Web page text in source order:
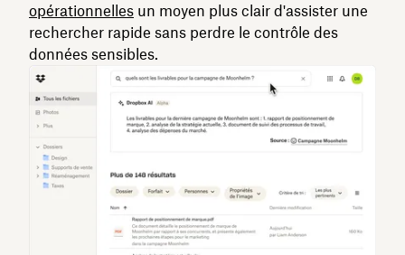
opérationnelles un moyen plus clair d'assister une
rechercher rapide sans perdre le contrôle des
données sensibles.